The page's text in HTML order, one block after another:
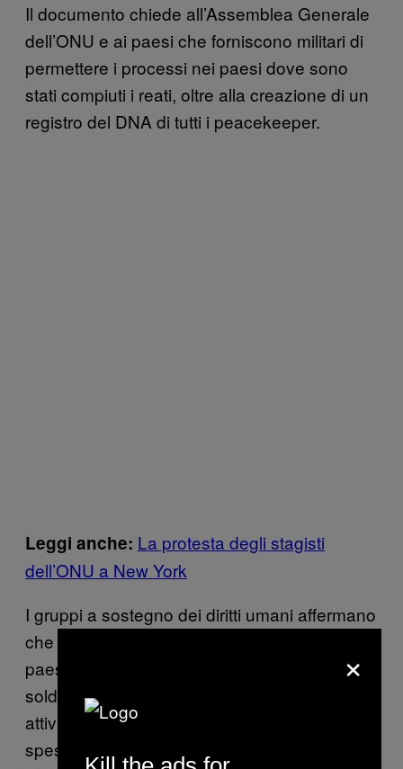
Il documento chiede all’Assemblea Generale
dell’ONU e ai paesi che forniscono militari di
permettere i processi nei paesi dove sono
stati compiuti i reati, oltre alla creazione di un
registro del DNA di tutti i peacekeeper.
Leggi anche: La protesta degli stagisti
dell’ONU a New York
I gruppi a sostegno dei diritti umani affermano
che uno dei problemi è che attualmente sta ai
paesi che forniscono i militari processare i
soldati che commettono abusi. Secondo gli
attivisti, quando avvengono questi processi,
spesso sono svolti in silenzio ed è difficile
×